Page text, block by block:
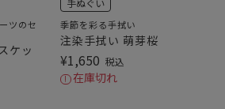
ツのセ
ケッ
手ぬぐい
季節を彩る手拭い
注染手拭い 萌芽桜
¥1,650 税込
在庫切れ